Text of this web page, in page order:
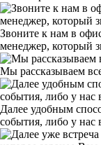
Звоните к нам в
менеджер, который
Мы рассказываем
Далее удобным
события, либо у нас